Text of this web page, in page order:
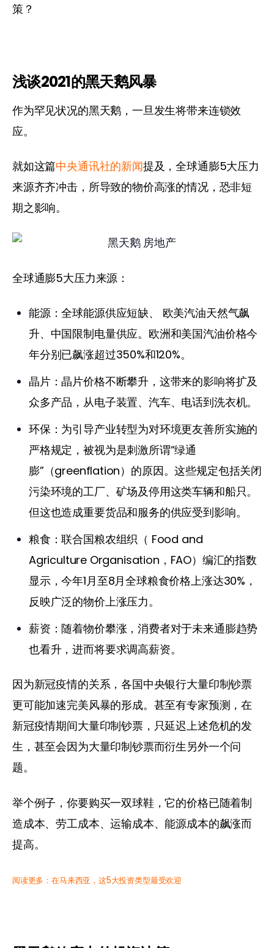
策？
浅谈2021的黑天鹅风暴
作为罕见状况的黑天鹅，一旦发生将带来连锁效
应。
就如这篇中央通讯社的新闻提及，全球通膨5大压力
来源齐齐冲击，所导致的物价高涨的情况，恐非短
期之影响。
全球通膨5大压力来源：
能源：全球能源供应短缺、 欧美汽油天然气飙
升、中国限制电量供应。欧洲和美国汽油价格今
年分别已飙涨超过350%和120%。
晶片：晶片价格不断攀升，这带来的影响将扩及
众多产品，从电子装置、汽车、电话到洗衣机。
环保：为引导产业转型为对环境更友善所实施的
严格规定，被视为是刺激所谓“绿通
膨”（greenflation）的原因。这些规定包括关闭
污染环境的工厂、矿场及停用这类车辆和船只。
但这也造成重要货品和服务的供应受到影响。
粮食：联合国粮农组织（ Food and
Agriculture Organisation，FAO）编汇的指数
显示，今年1月至8月全球粮食价格上涨达30%，
反映广泛的物价上涨压力。
薪资：随着物价攀涨，消费者对于未来通膨趋势
也看升，进而将要求调高薪资。
因为新冠疫情的关系，各国中央银行大量印制钞票
更可能加速完美风暴的形成。甚至有专家预测，在
新冠疫情期间大量印制钞票，只延迟上述危机的发
生，甚至会因为大量印制钞票而衍生另外一个问
题。
举个例子，你要购买一双球鞋，它的价格已随着制
造成本、劳工成本、运输成本、能源成本的飙涨而
提高。
阅读更多：在马来西亚，这5大投资类型最受欢迎